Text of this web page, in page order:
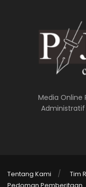
Media Online
Administratif
Tentang Kami Tim